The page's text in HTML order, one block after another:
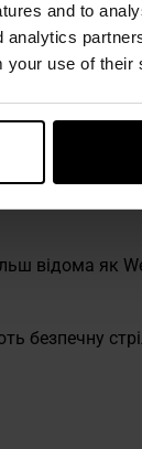
and to
your use of their
і
не має
відома як
безпечну